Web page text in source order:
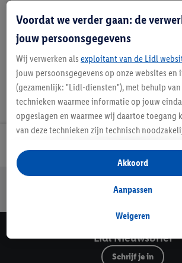
Details over productveiligheid
Veilig winkelen
Lidl Nieuwsbrief
Schrijf je in
Voordat we verder gaan: de
jouw persoonsgegevens
Wij verwerken als exploitant van de Lidl
jouw persoonsgegevens op onze websites en
(gezamenlijk: "Lidl-diensten"), met behulp
technieken waarmee informatie op jouw
opgeslagen en waarmee wij daartoe toegang
van deze technieken zijn technisch
opslaan van voorkeursinstellingen, het
analyseren van statistieken of voor het tonen
gepersonaliseerde reclame binnen en buiten
gegevens over jouw aankoopgedrag in de
Als je hier toestemming geeft aan ons voor het
van reclame en als je vervolgens een Lidl Plus-
Weigeren
Aanpassen
Akkoord